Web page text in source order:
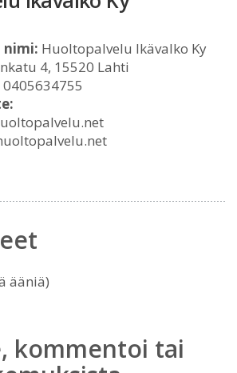
Huoltopalvelu Ikävalko Ky
4, 15520 Lahti
0405634755
ääniä)
kommentoi tai